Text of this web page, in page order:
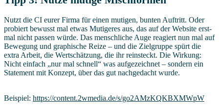
Nutzt die CI eurer Fir­ma für einen muti­gen, bun­ten Auf­tritt. Oder
pro­biert bewusst mal etwas Muti­ge­res aus, das auf der Web­site erst­
mal nicht pas­sen wür­de. Das mensch­li­che Auge reagiert nun mal auf
Bewe­gung und gra­phi­sche Rei­ze – und die Ziel­grup­pe spürt die
extra Arbeit, die Wert­schät­zung, die ihr rein­steckt. Die Wir­kung:
Nicht ein­fach „nur mal schnell“ was auf­ge­zeich­net – son­dern ein
State­ment mit Kon­zept, über das gut nach­ge­dacht wurde.
Bei­spiel: https://​con​tent​.2wme​dia​.de/​s​/​g​o​2​A​M​z​K​Q​K​B​X​M​WpW